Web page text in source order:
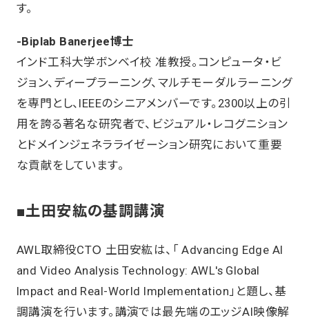
す。
-Biplab Banerjee博士
インド工科大学ボンベイ校 准教授。コンピュータ・ビ
ジョン、ディープラーニング、マルチモーダルラーニング
を専門とし、IEEEのシニアメンバーです。2300以上の引
用を誇る著名な研究者で、ビジュアル・レコグニション
とドメインジェネラライゼーション研究において重要
な貢献をしています。
■土田安紘の基調講演
AWL取締役CTＯ 土田安紘は、「 Advancing Edge AI
and Video Analysis Technology: AWL's Global
Impact and Real-World Implementation」と題し、基
調講演を行います。講演では最先端のエッジAI映像解